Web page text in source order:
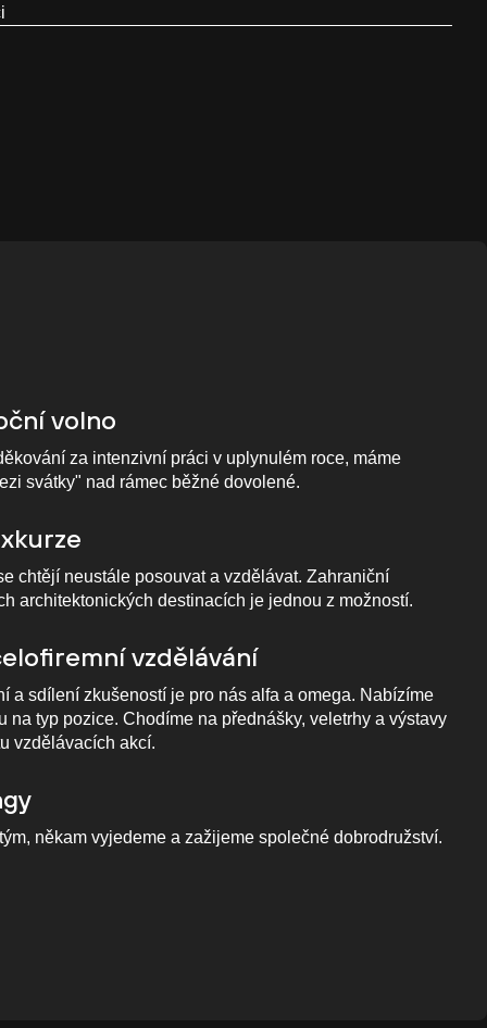
volno
za intenzivní práci v uplynulém roce, máme
svátky" nad rámec běžné dovolené.
chtějí neustále posouvat a vzdělávat. Zahraniční
architektonických destinacích je jednou z možností.
vzdělávání
a sdílení zkušeností je pro nás alfa a omega. Nabízíme
na typ pozice. Chodíme na přednášky, veletrhy a výstavy
vzdělávacích akcí.
někam vyjedeme a zažijeme společné dobrodružství.